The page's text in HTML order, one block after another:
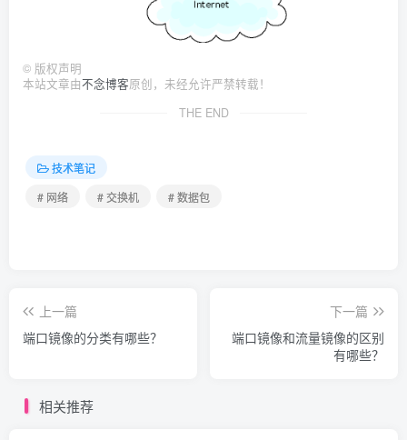
© 版权声明
本站文章由不念博客原创，未经允许严禁转载！
THE END
技术笔记
# 网络
# 交换机 # 数据包
上一篇
端口镜像的分类有哪些？
下一篇
端口镜像和流量镜像的区别
有哪些？
相关推荐